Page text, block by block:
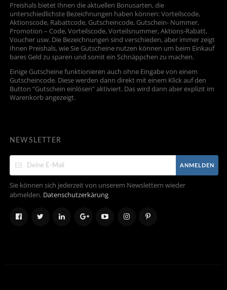
Preishals bietet Ihnen die aktuellen Bonusarten, die
unterschiedlichste Bezeichnungen haben können: Vorteilscode,
Aktionscode, Rabattcode, Gutscheincode, Gutschein- Nummer,
Promotion – Code, Vorteilscode, Vorteilsnummer, Aktions-Rabatt,
Voucher usw. Die Bezeichnungen sind verschieden, aber immer zeigt
Ihnen Preishals, wie Sie Gutscheine nutzen können um beim Einkauf
bares Geld zu sparen und somit ein Schnäppchen zu machen.
Einige Gutscheine funktionieren auch ohne Eingabe von einem
Gutscheincode. Diese werden dann direkt mit einem Klick auf den
Button “Gutschein einlösen” aktiviert. Das wird dann aber explizit im
Warenkorb angezeigt.
NEWSLETTER
ANMELDEN
Sie können sich jederzeit von unserem Newslettern wieder
abmelden. Datenschutzerkärung